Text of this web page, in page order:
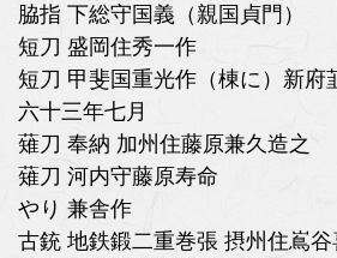
脇指 下総守国義（親国貞門）
短刀 盛岡住秀一作
短刀 甲斐国重光作（棟に）新府
六十三年七月
薙刀 奉納 加州住藤原兼久造之
薙刀 河内守藤原寿命
やり 兼舎作
古銃 地鉄鍛二重巻張 摂州住嶌